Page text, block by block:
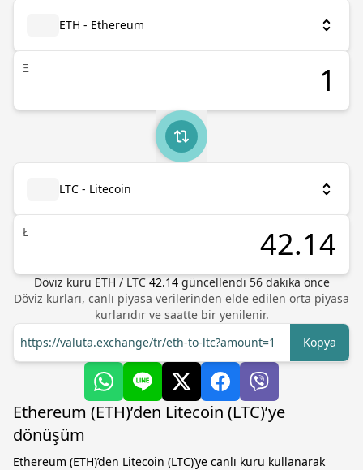
ETH - Ethereum
Ξ
LTC - Litecoin
Ł
Döviz kuru ETH / LTC 42.14 güncellendi 56 dakika önce
Döviz kurları, canlı piyasa verilerinden elde edilen orta piyasa
kurlarıdır ve saatte bir yenilenir.
https://valuta.exchange/tr/eth-to-ltc?amount=1
Kopya
Ethereum (ETH)’den Litecoin (LTC)’ye
dönüşüm
Ethereum (ETH)’den Litecoin (LTC)’ye canlı kuru kullanarak